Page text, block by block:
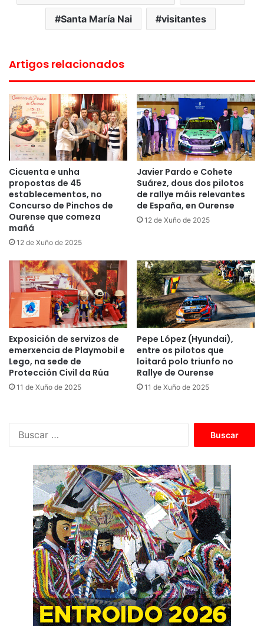
Santa María Nai visitantes
Artigos relacionados
Cicuenta e unha
propostas de 45
establecementos, no
Concurso de Pinchos de
Ourense que comeza
mañá
12 de Xuño de 2025
Javier Pardo e Cohete
Suárez, dous dos pilotos
de rallye máis relevantes
de España, en Ourense
12 de Xuño de 2025
Exposición de servizos de
emerxencia de Playmobil e
Lego, na sede de
Protección Civil da Rúa
11 de Xuño de 2025
Pepe López (Hyundai),
entre os pilotos que
loitará polo triunfo no
Rallye de Ourense
11 de Xuño de 2025
c
a
r
: